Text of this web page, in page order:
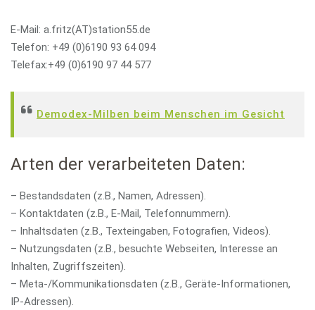
E-Mail: a.fritz(AT)station55.de
Telefon: +49 (0)6190 93 64 094
Telefax:+49 (0)6190 97 44 577
Demodex-Milben beim Menschen im Gesicht
Arten der verarbeiteten Daten:
– Bestandsdaten (z.B., Namen, Adressen).
– Kontaktdaten (z.B., E-Mail, Telefonnummern).
– Inhaltsdaten (z.B., Texteingaben, Fotografien, Videos).
– Nutzungsdaten (z.B., besuchte Webseiten, Interesse an
Inhalten, Zugriffszeiten).
– Meta-/Kommunikationsdaten (z.B., Geräte-Informationen,
IP-Adressen).